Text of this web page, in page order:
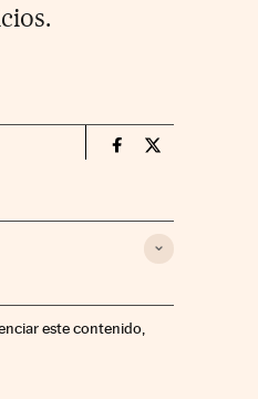
Companias Cinco
Companias
este contenido,